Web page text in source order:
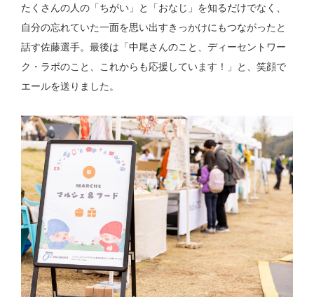
たくさんの人の「ちがい」と「おなじ」を知るだけでなく、
自分の忘れていた一面を思い出すきっかけにもつながったと
話す佐藤選手。最後は「中尾さんのこと、ディーセントワー
ク・ラボのこと、これからも応援しています！」と、笑顔で
エールを送りました。